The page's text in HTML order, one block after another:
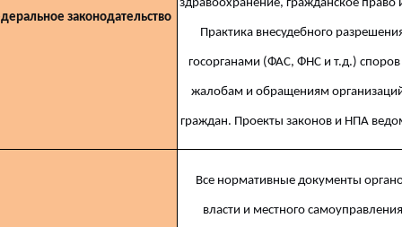
законодательство
здравоохранение, гражданское право
Практика внесудебного
госорганами (ФАС, ФНС и т.д.)
жалобам и обращениям
граждан. Проекты законов и НПА
Все нормативные документы
власти и местного самоуправления